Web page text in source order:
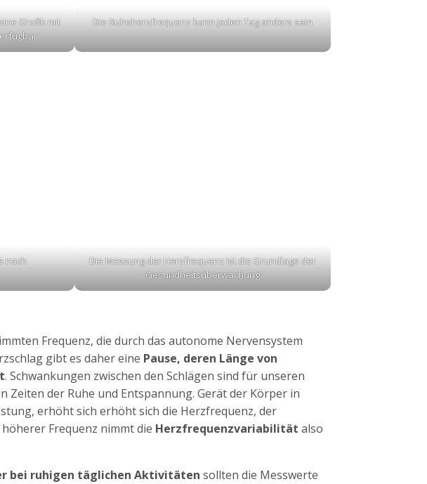
Grafik mit
Die Ruheherzfrequenz kann jeden Tag anders sein
nach
Die Messung der Herzfrequenz ist die Grundlage der
Gesundheitsüberwachung
Frequenz, die durch das autonome Nervensystem
gibt es daher eine Pause, deren Länge von
. Schwankungen zwischen den Schlägen sind für unseren
Zeiten der Ruhe und Entspannung. Gerät der Körper in
erhöht sich erhöht sich die Herzfrequenz, der
Frequenz nimmt die Herzfrequenzvariabilität also
bei ruhigen täglichen Aktivitäten sollten die Messwerte